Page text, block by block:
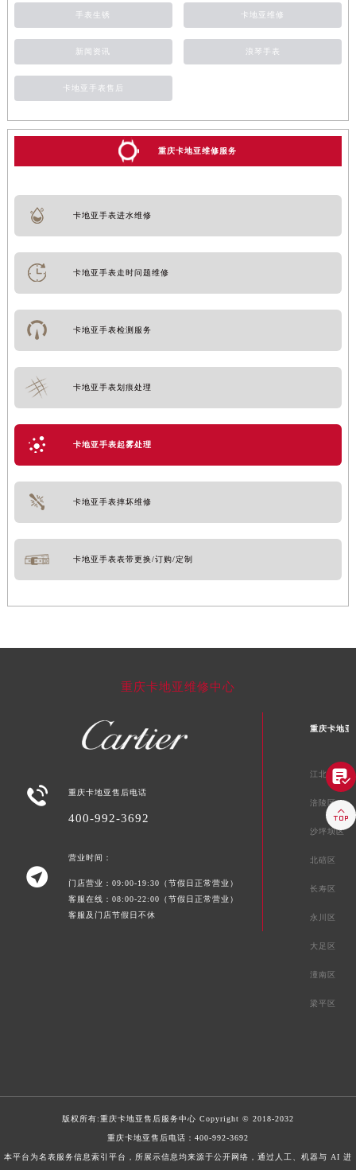
手表生锈 卡地亚维修
新闻资讯 浪琴手表
卡地亚手表售后
重庆卡地亚维修服务
卡地亚手表进水维修
卡地亚手表走时问题维修
卡地亚手表检测服务
卡地亚手表划痕处理
卡地亚手表起雾处理
卡地亚手表摔坏维修
卡地亚手表表带更换/订购/定制
重庆卡地亚维修中心
 重庆卡地亚售后电话
400-992-3692

营业时间：
门店营业：09:00-19:30（节假日正常营业）
客服在线：08:00-22:00（节假日正常营业）
客服及门店节假日不休
重庆卡地亚
江北区
涪陵区
沙坪坝区
北碚区
长寿区
永川区
大足区
潼南区
梁平区
版权所有:重庆卡地亚售后服务中心 Copyright © 2018-2032
重庆卡地亚售后电话： 400-992-3692
本平台为名表服务信息索引平台，所展示信息均来源于公开网络，通过人工、机器与 AI 进

